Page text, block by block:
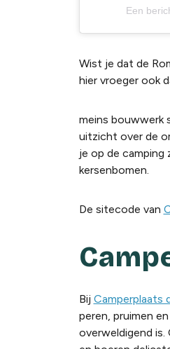
Een
Wist je dat de
hier vroeger ook
meins bouwwerk
uitzicht overde
je op de camping
kersenbomen
De sitecode van
Bij Camperplaats
peren, pruimen
overweldigend